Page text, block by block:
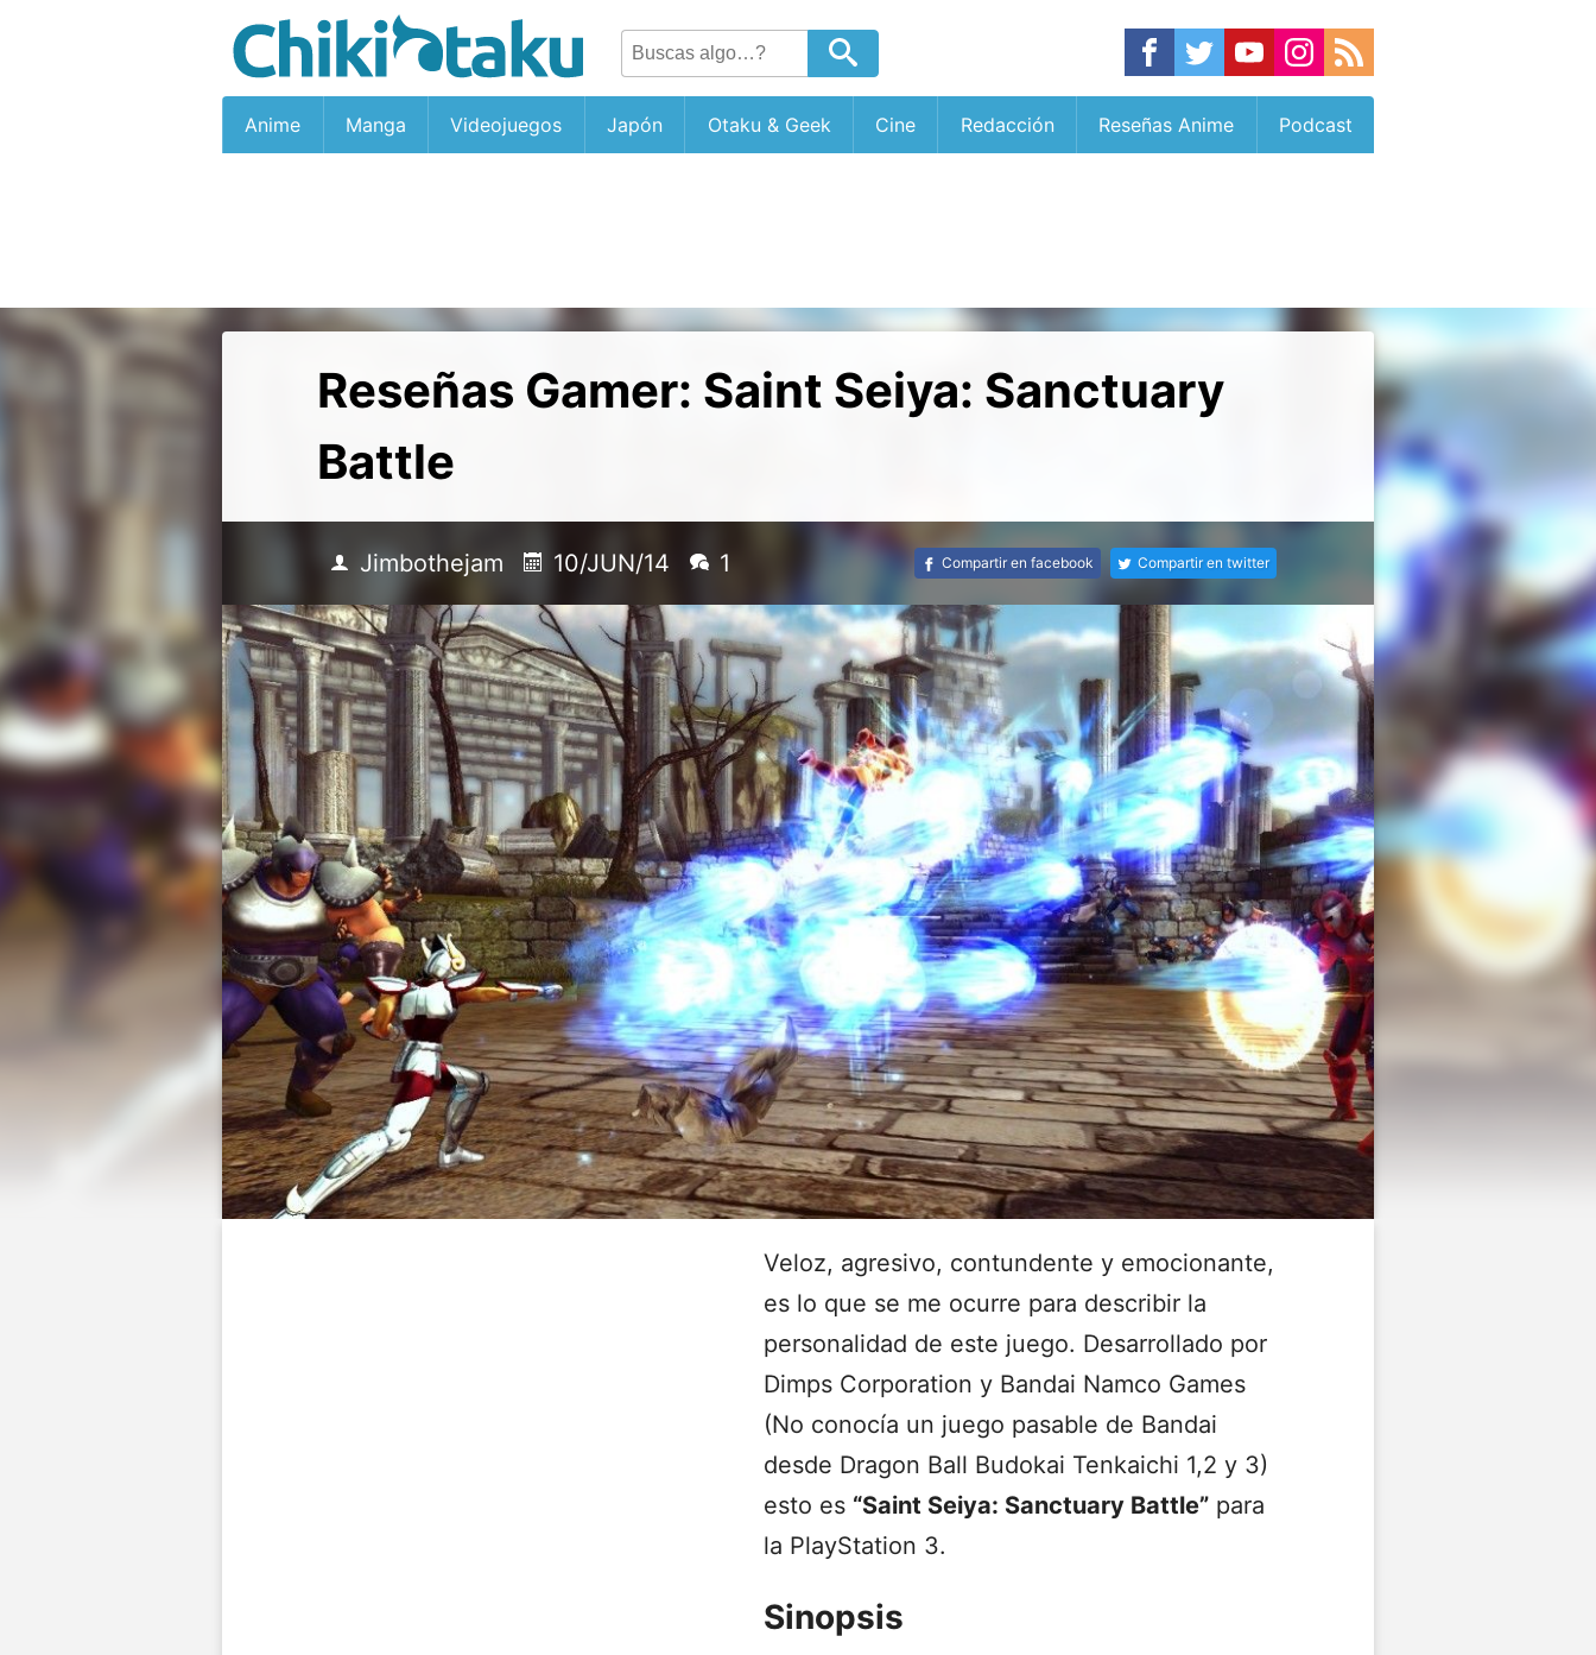
Anime Manga Videojuegos Japón Otaku & Geek Cine Redacción Reseñas Anime Podcast
Reseñas Gamer: Saint Seiya: Sanctuary
Battle
Jimbothejam 10/JUN/14 1 Compartir en facebook Compartir en twitter
Veloz, agresivo, contundente y emocionante,
es lo que se me ocurre para describir la
personalidad de este juego. Desarrollado por
Dimps Corporation y Bandai Namco Games
(No conocía un juego pasable de Bandai
desde Dragon Ball Budokai Tenkaichi 1,2 y 3)
esto es “Saint Seiya: Sanctuary Battle” para
la PlayStation 3.
Sinopsis